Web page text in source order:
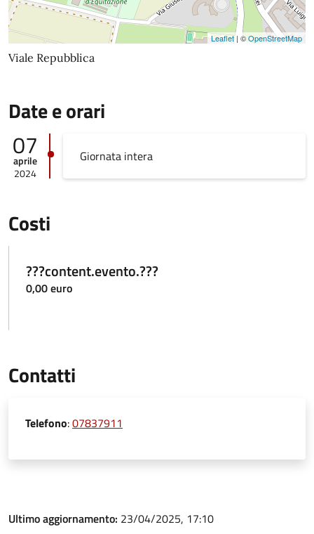
Leaflet| ©OpenStreetMap
Viale Repubblica
Date e orari
07
aprile
2024
Giornata intera
Costi
???content.evento.???
0,00 euro
Contatti
Telefono:07837911
Ultimo aggiornamento: 23/04/2025, 17:10